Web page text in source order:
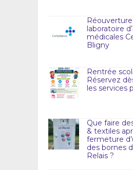
laboratoire
médicales
Bligny
Rentrée
Réservez
les services
Que faire
& textiles
fermeture
des bornes
Relais ?